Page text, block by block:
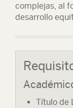
complejas, al
desarrollo
Título de